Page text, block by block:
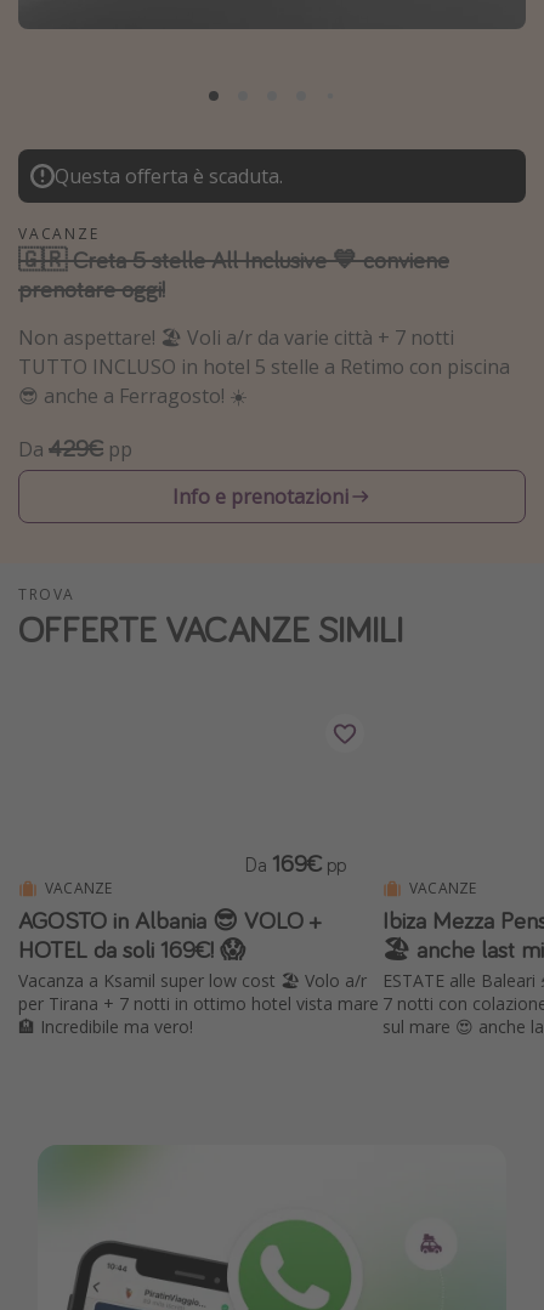
Grecia
Tunisia
Malta
Canarie
Capo Verde
Tipo di vacanza
Vacanze last minute
Vacanze estate 2026
Vacanze di Pasqua 2026
Vacanze al mare
Città più visitate
Questa offerta è scaduta.
VACANZE
🇬🇷 Creta 5 stelle All Inclusive 💙 conviene
prenotare oggi!
Non aspettare! 🏖️ Voli a/r da varie città + 7 notti
TUTTO INCLUSO in hotel 5 stelle a Retimo con piscina
😎 anche a Ferragosto! ☀️
Da 429€ pp
Info e prenotazioni
TROVA
OFFERTE VACANZE SIMILI
VACANZE
AGOSTO in Albania 😎 VOLO +
HOTEL da soli 169€! 😱
Vacanza a Ksamil super low cost 🏖️ Volo a/r
per Tirana + 7 notti in ottimo hotel vista mare
🏨 Incredibile ma vero!
Da 169€ pp
VACANZE
Ibiza Mezza
🏖️ anche last
ESTATE alle
7 notti con
sul mare 😍 anche